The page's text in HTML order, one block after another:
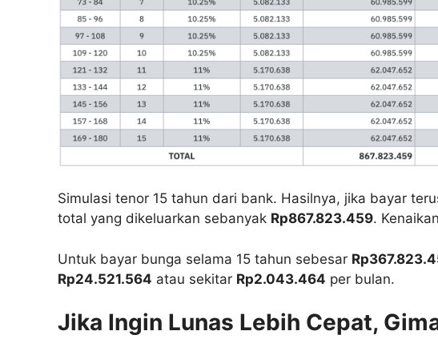
Simulasi tenor 15 tahun dari bank. Hasilnya, jika bayar
total yang dikeluarkan sebanyak Rp867.823.459.
Untuk bayar bunga selama 15 tahun sebesar
Rp24.521.564 atau sekitar Rp2.043.464 per bulan.
Jika Ingin Lunas Lebih Cepat,